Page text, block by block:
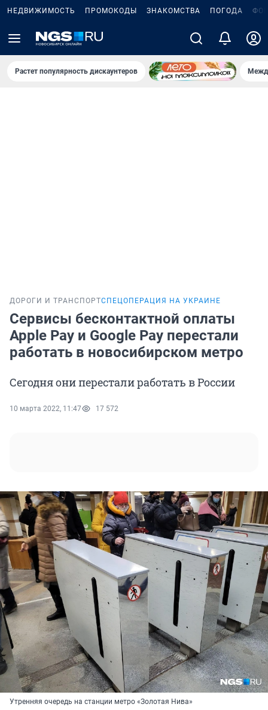
НЕДВИЖИМОСТЬ ПРОМОКОДЫ ЗНАКОМСТВА ПОГОДА
Растет популярность дискаунтеров
ДОРОГИ И ТРАНСПОРТСПЕЦОПЕРАЦИЯ НА УКРАИНЕ
Сервисы бесконтактной оплаты
Apple Pay и Google Pay перестали
работать в новосибирском метро
Сегодня они перестали работать в России
10 марта 2022, 11:47 17 572
Утренняя очередь на станции метро «Золотая Нива»